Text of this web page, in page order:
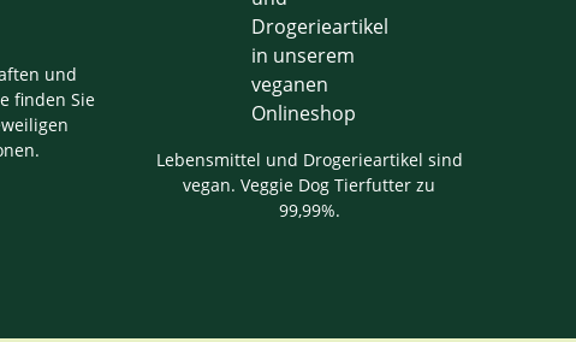
und
finden Sie
Lebensmittel und Drogerieartikel sind
vegan. Veggie Dog Tierfutter zu
99,99%.